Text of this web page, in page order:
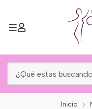
Inicio